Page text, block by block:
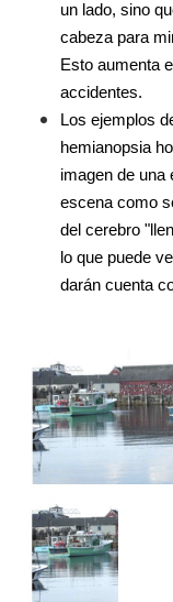
un lado, sino
cabeza para
Esto aumenta
accidentes.
Los ejemplos
hemianopsia
imagen de una
escena como
del cerebro
lo que puede
darán cuenta